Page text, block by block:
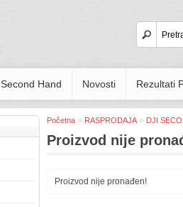
Second Hand Novosti Rezultati
Početna » RASPRODAJA» DJI
Proizvod nije
Proizvod nije pronađen!